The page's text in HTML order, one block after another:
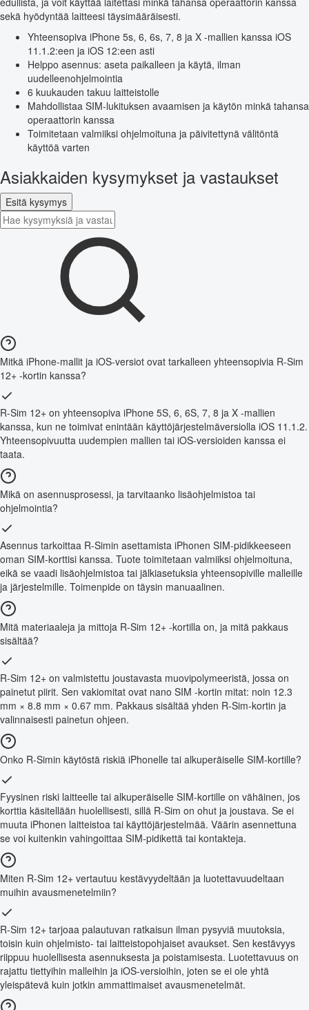
sekä hyödyntää laitteesi täysimääräisesti.
Yhteensopiva iPhone 5s, 6, 6s, 7, 8 ja X -mallien kanssa iOS
11.1.2:een ja iOS 12:een asti
Helppo asennus: aseta paikalleen ja käytä, ilman
uudelleenohjelmointia
6 kuukauden takuu laitteistolle
Mahdollistaa SIM-lukituksen avaamisen ja käytön minkä tahansa
operaattorin kanssa
Toimitetaan valmiiksi ohjelmoituna ja päivitettynä välitöntä
käyttöä varten
Asiakkaiden kysymykset ja vastaukset
Esitä kysymys
Mitkä iPhone-mallit ja iOS-versiot ovat tarkalleen yhteensopivia R-Sim
12+ -kortin kanssa?
R-Sim 12+ on yhteensopiva iPhone 5S, 6, 6S, 7, 8 ja X -mallien
kanssa, kun ne toimivat enintään käyttöjärjestelmäversiolla iOS 11.1.2.
Yhteensopivuutta uudempien mallien tai iOS-versioiden kanssa ei
taata.
Mikä on asennusprosessi, ja tarvitaanko lisäohjelmistoa tai
ohjelmointia?
Asennus tarkoittaa R-Simin asettamista iPhonen SIM-pidikkeeseen
oman SIM-korttisi kanssa. Tuote toimitetaan valmiiksi ohjelmoituna,
eikä se vaadi lisäohjelmistoa tai jälkiasetuksia yhteensopiville malleille
ja järjestelmille. Toimenpide on täysin manuaalinen.
Mitä materiaaleja ja mittoja R-Sim 12+ -kortilla on, ja mitä pakkaus
sisältää?
R-Sim 12+ on valmistettu joustavasta muovipolymeeristä, jossa on
painetut piirit. Sen vakiomitat ovat nano SIM -kortin mitat: noin 12.3
mm × 8.8 mm × 0.67 mm. Pakkaus sisältää yhden R-Sim-kortin ja
valinnaisesti painetun ohjeen.
Onko R-Simin käytöstä riskiä iPhonelle tai alkuperäiselle SIM-kortille?
Fyysinen riski laitteelle tai alkuperäiselle SIM-kortille on vähäinen, jos
korttia käsitellään huolellisesti, sillä R-Sim on ohut ja joustava. Se ei
muuta iPhonen laitteistoa tai käyttöjärjestelmää. Väärin asennettuna
se voi kuitenkin vahingoittaa SIM-pidikettä tai kontakteja.
Miten R-Sim 12+ vertautuu kestävyydeltään ja luotettavuudeltaan
muihin avausmenetelmiin?
R-Sim 12+ tarjoaa palautuvan ratkaisun ilman pysyviä muutoksia,
toisin kuin ohjelmisto- tai laitteistopohjaiset avaukset. Sen kestävyys
riippuu huolellisesta asennuksesta ja poistamisesta. Luotettavuus on
rajattu tiettyihin malleihin ja iOS-versioihin, joten se ei ole yhtä
yleispätevä kuin jotkin ammattimaiset avausmenetelmät.